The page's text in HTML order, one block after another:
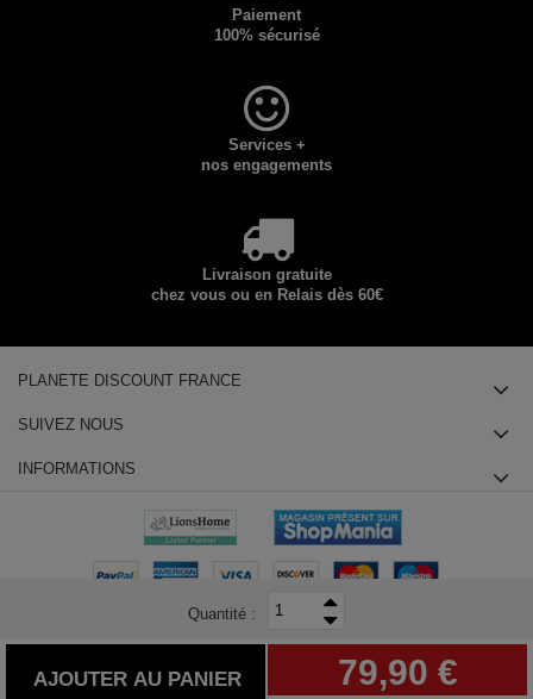
79,90 €
Quantité :
AJOUTER AU PANIER
Paiement
100% sécurisé
Services +
nos engagements
Livraison gratuite
chez vous ou en Relais dès 60€
PLANETE DISCOUNT FRANCE
SUIVEZ NOUS
INFORMATIONS
chemin des Groseilliers 91760 ITTEVILLE - Téléphone : +33180855415